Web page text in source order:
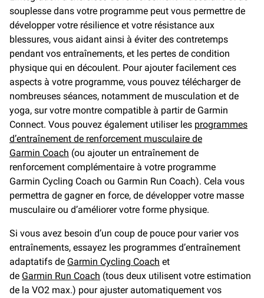
souplesse dans votre programme peut vous permettre de
développer votre résilience et votre résistance aux
blessures, vous aidant ainsi à éviter des contretemps
pendant vos entraînements, et les pertes de condition
physique qui en découlent. Pour ajouter facilement ces
aspects à votre programme, vous pouvez télécharger de
nombreuses séances, notamment de musculation et de
yoga, sur votre montre compatible à partir de Garmin
Connect. Vous pouvez également utiliser les programmes
d’entraînement de renforcement musculaire de
Garmin Coach (ou ajouter un entraînement de
renforcement complémentaire à votre programme
Garmin Cycling Coach ou Garmin Run Coach). Cela vous
permettra de gagner en force, de développer votre masse
musculaire ou d’améliorer votre forme physique.
Si vous avez besoin d’un coup de pouce pour varier vos
entraînements, essayez les programmes d’entraînement
adaptatifs de Garmin Cycling Coach et
de Garmin Run Coach (tous deux utilisent votre estimation
de la VO2 max.) pour ajuster automatiquement vos